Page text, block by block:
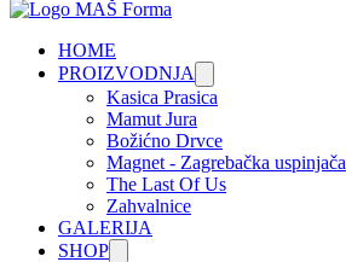
HOME
PROIZVODNJA
Kasica Prasica
Mamut Jura
Božićno Drvce
Magnet - Zagrebačka uspinjača
The Last Of Us
Zahvalnice
GALERIJA
SHOP